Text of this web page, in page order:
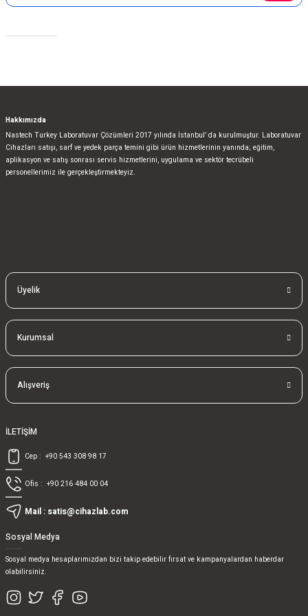
Hakkımızda
Nastech Turkey Laboratuvar Çözümleri 2017 yılında İstanbul’ da kurulmuştur. Laboratuvar
Cihazları satışı, sarf ve yedek parça temini gibi ürün hizmetlerinin yanında; eğitim,
aplikasyon ve satış sonrası servis hizmetlerini, uygulama ve sektör tecrübeli
personellerimiz ile gerçekleştirmekteyiz.
Üyelik
Kurumsal
Alışveriş
İLETİŞİM
Cep : +90 543 308 98 17
Ofis : +90 216 484 00 04
Mail : satis@cihazlab.com
Sosyal Medya
Sosyal medya hesaplarımızdan bizi takip edebilir fırsat ve kampanyalardan haberdar
olabilirsiniz.